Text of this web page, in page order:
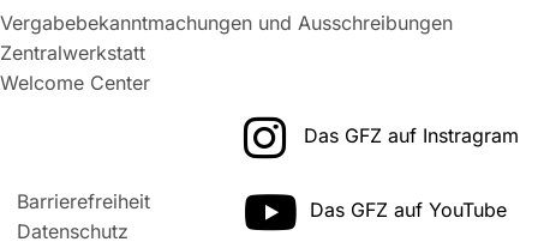
Vergabebekanntmachungen und Ausschreibungen
Zentralwerkstatt
Welcome Center
Barrierefreiheit
Datenschutz
Das GFZ auf Instragram
Das GFZ auf YouTube